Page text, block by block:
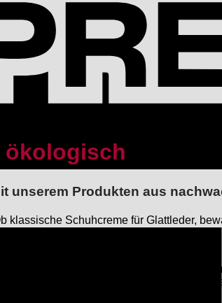
ökologisch
unserem Produkten aus
Schuhcreme für Glattleder,
für feine Herrenschuhe oder
Leder auch immer sein mag,
können. Unser gesamtes Schuh- und